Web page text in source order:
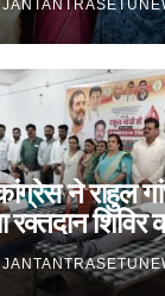
ने राहुल
रक्तदान